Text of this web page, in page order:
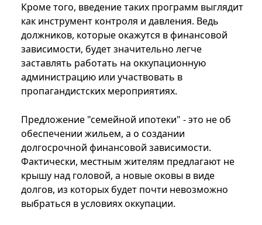
Кроме того, введение таких программ выглядит
как инструмент контроля и давления. Ведь
должников, которые окажутся в финансовой
зависимости, будет значительно легче
заставлять работать на оккупационную
администрацию или участвовать в
пропагандистских мероприятиях.
Предложение "семейной ипотеки" - это не об
обеспечении жильем, а о создании
долгосрочной финансовой зависимости.
Фактически, местным жителям предлагают не
крышу над головой, а новые оковы в виде
долгов, из которых будет почти невозможно
выбраться в условиях оккупации.